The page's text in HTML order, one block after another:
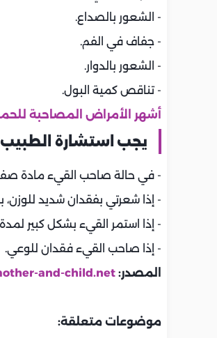
- الشعور بالصداع.
- جفاف في الفم.
- الشعور بالدوار.
- تناقص كمية البول.
أشهر الأمراض المصاحبة
يجب استشارة الطبيب
- في حالة صاحب القيء مادة
- إذا شعرتي بفقدان شديد
- إذا استمر القيء بشكل كبير
- إذا صاحب القيء فقدان للوعي.
المصدر: and-child.net/
موضوعات متعلقة: